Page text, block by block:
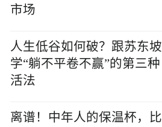
市场
人生低谷如何破？跟苏东坡
学“躺不平卷不赢”的第三种
活法
离谱！中年人的保温杯，比